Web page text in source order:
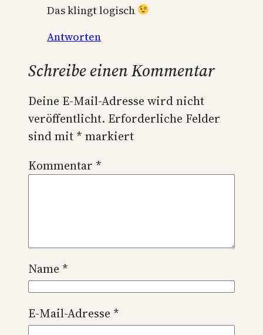
Das klingt logisch
Antworten
Schreibe einen Kommentar
Deine E-Mail-Adresse wird nicht
veröffentlicht. Erforderliche Felder
sind mit * markiert
Kommentar *
Name *
E-Mail-Adresse *